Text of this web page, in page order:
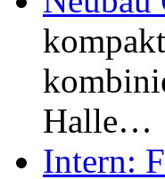
Halle…
Intern: